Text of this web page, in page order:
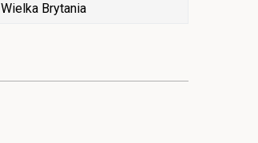
Wielka Brytania